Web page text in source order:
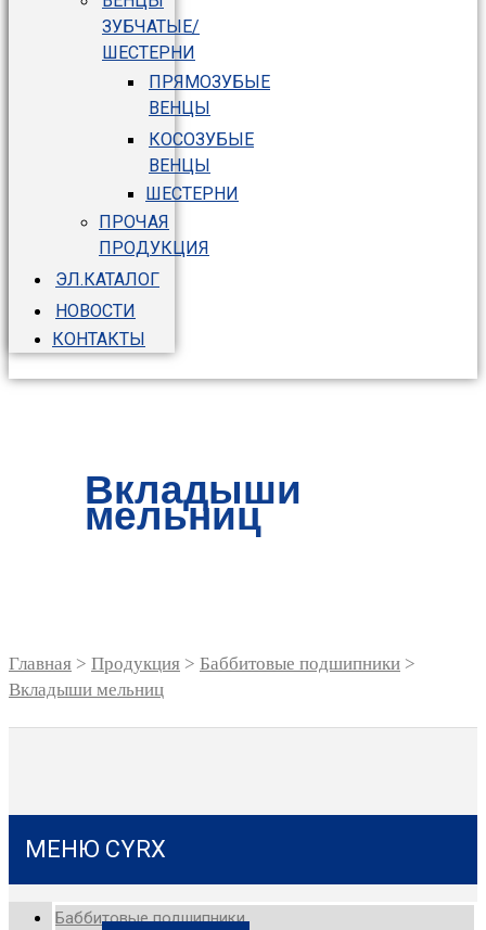
ЗУБЧАТЫЕ/
ШЕСТЕРНИ
ПРЯМОЗУБЫЕ
ВЕНЦЫ
КОСОЗУБЫЕ
ВЕНЦЫ
ШЕСТЕРНИ
ПРОЧАЯ
ПРОДУКЦИЯ
ЭЛ.КАТАЛОГ
НОВОСТИ
КОНТАКТЫ
Вкладыши
мельниц
Главная > Продукция > Баббитовые подшипники >
Вкладыши мельниц
МЕНЮ CYRX
Баббитовые подшипники